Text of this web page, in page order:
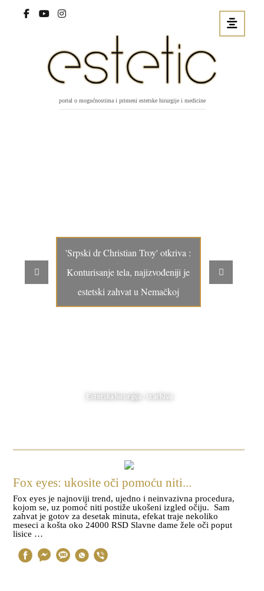
portal o mogućnostima i primeni estetske hirurgije i medicine
'Srpski dr Christian Troy' otkriva :
Konturisanje tela, najizvođeniji je
estetski zahvat u Nemačkoj
Estetska hirurgija, Iz arhiva
Fox eyes: ukosite oči pomoću niti...
Fox eyes je najnoviji trend, ujedno i neinvazivna procedura,
kojom se, uz pomoć niti postiže ukošeni izgled očiju. Sam
zahvat je gotov za desetak minuta, efekat traje nekoliko
meseci a košta oko 24000 RSD Slavne dame žele oči poput
lisice …